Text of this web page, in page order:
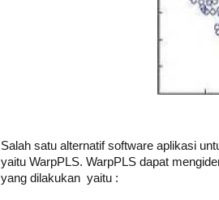
Salah satu alternatif software aplikasi
yaitu WarpPLS. WarpPLS dapat
yang dilakukan yaitu :